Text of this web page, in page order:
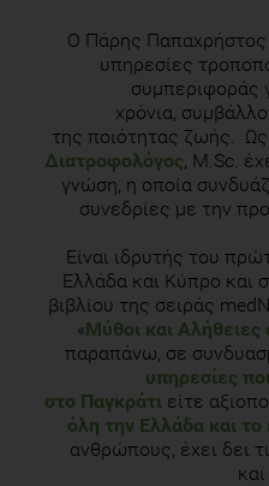
Ο Πάρης Παπαχρήστος
υπηρεσίες
συμπεριφοράς
χρόνια,
της ποιότητας ζωής. Ως
Διατροφολόγος, M.Sc.
γνώση, η οποία
συνεδρίες με την
Είναι ιδρυτής του
Ελλάδα και Κύπρο και
βιβλίου της σειράς
«Μύθοι και
παραπάνω, σε
υπηρεσίες
στο Παγκράτι είτε
όλη την Ελλάδα και το
ανθρώπους, έχει δει
και